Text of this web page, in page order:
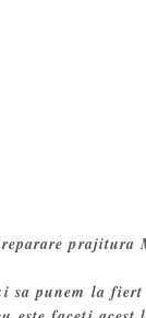
prajitura
sa punem la fiert